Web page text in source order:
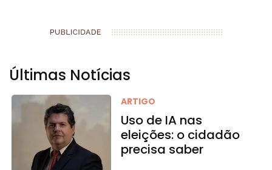
Últimas Notícias
ARTIGO
Uso de IA nas
eleições: o cidadão
precisa saber